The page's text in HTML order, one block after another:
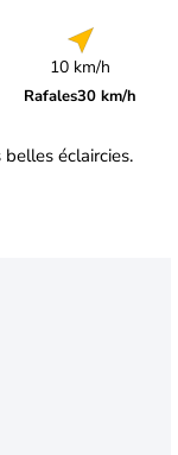
10 km/h
Rafales30 km/h
éclaircies.